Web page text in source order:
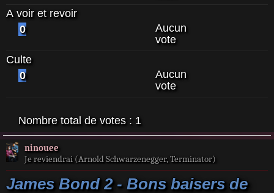
A voir et revoir
0
Aucun
vote
Culte
0
Aucun
vote
Nombre total de votes : 1
ninouee
Je reviendrai (Arnold Schwarzenegger, Terminator)
James Bond 2 - Bons baisers de